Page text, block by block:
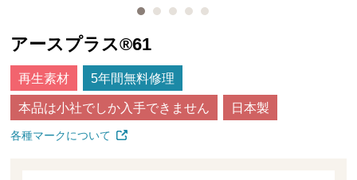
アースプラス®61
再生素材 5年間無料修理
本品は小社でしか入手できません 日本製
各種マークについて